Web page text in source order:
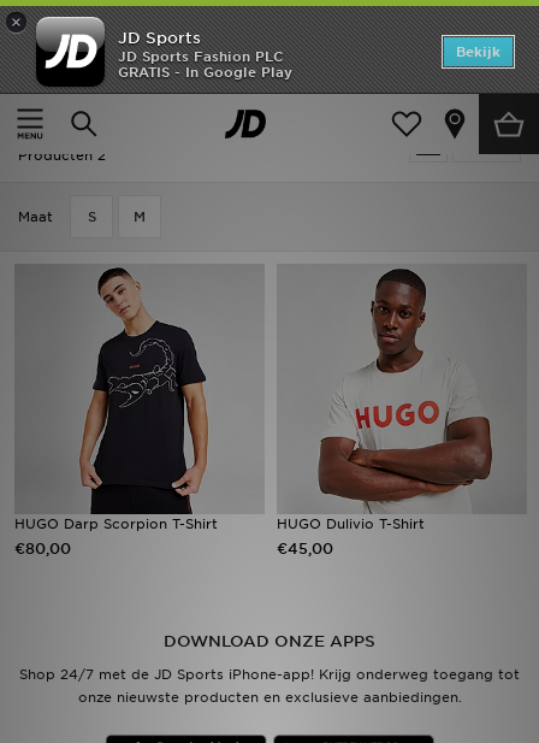
×
JD Sports
JD Sports Fashion PLC
GRATIS - In Google Play
Bekijk
Thuis
Heren Herenkleding T-shirts & Tanktops
Heren - HUGO T-shirts & Tanktops
Producten 2
Maat S M
HUGO Darp Scorpion T-Shirt
€80,00
HUGO Dulivio T-Shirt
€45,00
DOWNLOAD ONZE APPS
Shop 24/7 met de JD Sports iPhone-app! Krijg onderweg toegang tot
onze nieuwste producten en exclusieve aanbiedingen.
Home
Offers
New In
Collecties
Voetbal
Bestelling traceren
Mijn JD